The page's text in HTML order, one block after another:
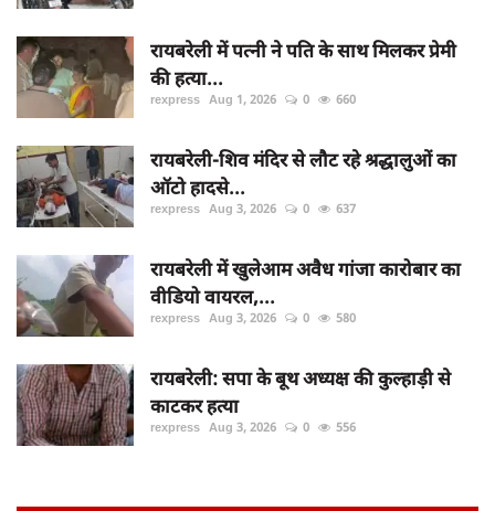
रायबरेली में पत्नी ने पति के साथ मिलकर प्रेमी
की हत्या...
rexpress Aug 1, 2026 0 660
रायबरेली-शिव मंदिर से लौट रहे श्रद्धालुओं का
ऑटो हादसे...
rexpress Aug 3, 2026 0 637
रायबरेली में खुलेआम अवैध गांजा कारोबार का
वीडियो वायरल,...
rexpress Aug 3, 2026 0 580
रायबरेली: सपा के बूथ अध्यक्ष की कुल्हाड़ी से
काटकर हत्या
rexpress Aug 3, 2026 0 556